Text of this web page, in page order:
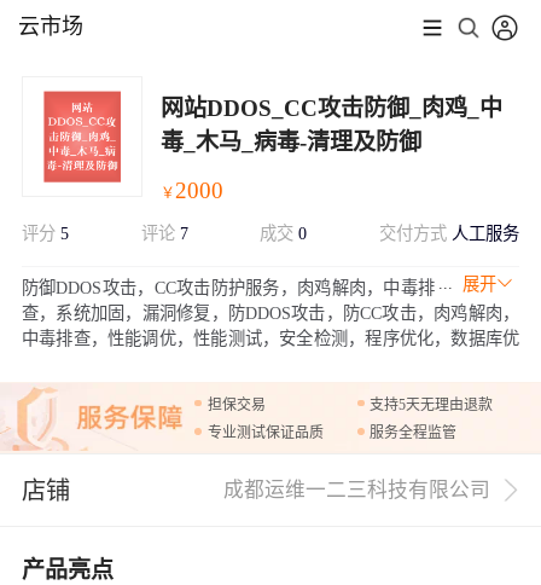
云市场
网站DDOS_CC攻击防御_肉鸡_中
毒_木马_病毒-清理及防御
￥ 2000
评分 5 评论 7 成交0 交付方式 人工服务
展开
防御DDOS攻击，CC攻击防护服务，肉鸡解肉，中毒排
查，系统加固，漏洞修复，防DDOS攻击，防CC攻击，肉鸡解肉，
中毒排查，性能调优，性能测试，安全检测，程序优化，数据库优
担保交易
支持5天无理由退款
专业测试保证品质
服务全程监管
店铺 成都运维一二三科技有限公司
产品亮点